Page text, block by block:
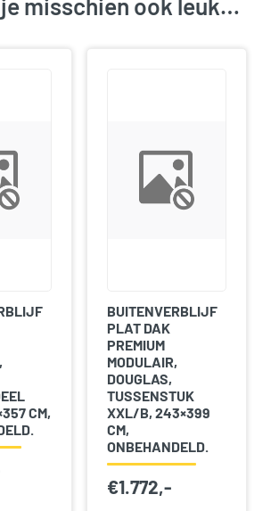
CM,
BUITENVERBLIJF
PLAT DAK
PREMIUM
MODULAIR,
DOUGLAS,
TUSSENSTUK
XXL/B, 243×399
CM,
ONBEHANDELD.
€1.772,-